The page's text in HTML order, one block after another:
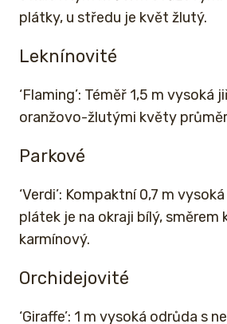
plátky, u středu je květ žlutý.
Leknínovité
‘Flaming’: Téměř 1,5 m vysoká
oranžovo-žlutými květy
Parkové
‘Verdi’: Kompaktní 0,7 m
plátek je na okraji bílý, směrem
karmínový.
Orchidejovité
‘Giraffe’: 1 m vysoká odrůda s